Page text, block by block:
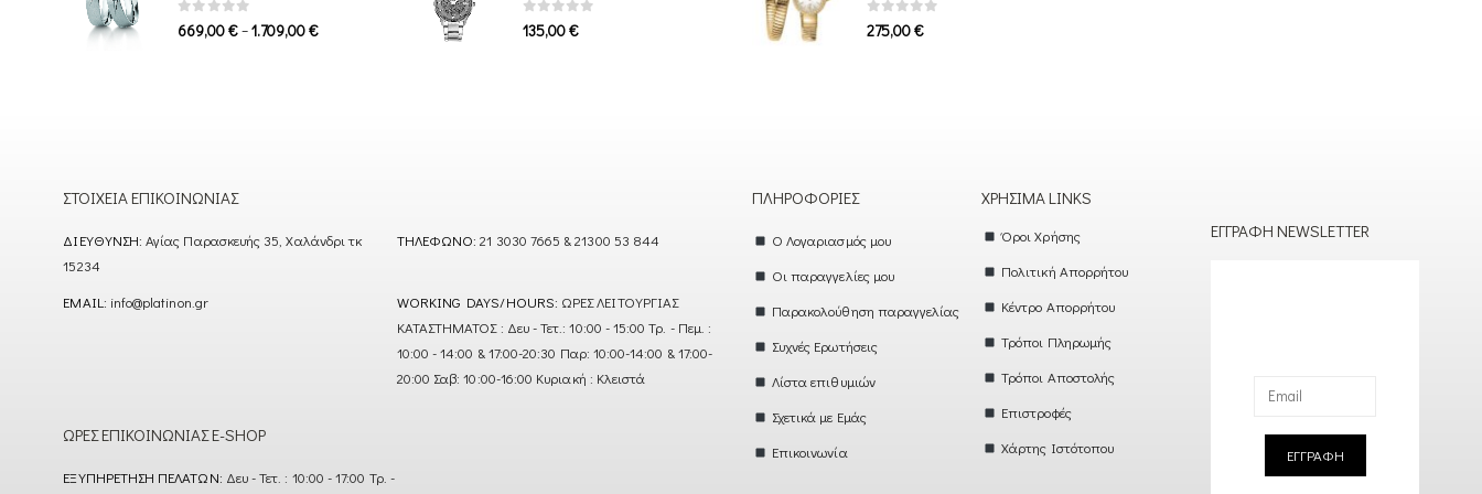
0 out of 5
669,00€ – 1.709,00€Price
0out of 5
135,00€ 0out of 5
275,00€
ΣΤΟΙΧΕΊΑ ΕΠΙΚΟΙΝΩΝΊΑΣ
ΔΙΕΎΘΥΝΣΗ: Αγίας Παρασκευής 35, Χαλάνδρι τκ
15234
ΤΗΛΈΦΩΝΟ: 21 3030 7665 & 21300 53 844
EMAIL: info@platinon.gr WORKING DAYS/HOURS: ΩΡΕΣ ΛΕΙΤΟΥΡΓΙΑΣ
ΚΑΤΑΣΤΗΜΑΤΟΣ : Δευ - Τετ.: 10:00 - 15:00 Τρ. - Πεμ. :
10:00 - 14:00 & 17:00-20:30 Παρ: 10:00-14:00 & 17:00-
20:00 Σαβ: 10:00-16:00 Κυριακή : Κλειστά
ΏΡΕΣ ΕΠΙΚΟΙΝΩΝΊΑΣ E-SHOP
ΕΞΥΠΗΡΈΤΗΣΗ ΠΕΛΑΤΏΝ: Δευ - Τετ. : 10:00 - 17:00 Τρ. -
ΠΛΗΡΟΦΟΡΊΕΣ
Ο Λογαριασμός μου
Οι παραγγελίες μου
Παρακολούθηση παραγγελίας
Συχνές Ερωτήσεις
Λίστα επιθυμιών
Σχετικά με Εμάς
Επικοινωνία
ΧΡΉΣΙΜΑ LINKS
Όροι Χρήσης
Πολιτική Απορρήτου
Κέντρο Απορρήτου
Τρόποι Πληρωμής
Τρόποι Αποστολής
Επιστροφές
Χάρτης Ιστότοπου
ΕΓΓΡΑΦΉ NEWSLETTER
ΕΓΓΡΑΦΗ